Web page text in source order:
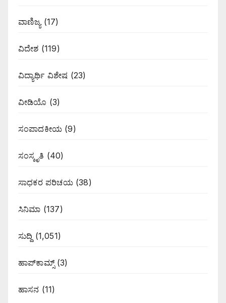
ವಾಣಿಜ್ಯ(17)
ವಿದೇಶ (119)
ವಿದ್ಯಾರ್ಥಿ ವಿಶೇಷ (23)
ವೀಡಿಯೊ (3)
ಸಂಪಾದಕೀಯ (9)
ಸಂಸ್ಕೃತಿ (40)
ಸಾಧಕರ ಪರಿಚಯ(38)
ಸಿನಿಮಾ (137)
ಸುದ್ದಿ (1,051)
ಹಾಪ್‌ಕಾಮ್ಸ್‌(3)
ಹಾಸನ (11)